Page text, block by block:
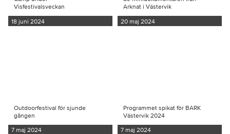
Visfestivalsveckan
18 juni 2024
Arknat i Västervik
20 maj 2024
Outdoorfestival för sjunde
gången
7 maj 2024
Programmet spikat för BARK
Västervik 2024
7 maj 2024